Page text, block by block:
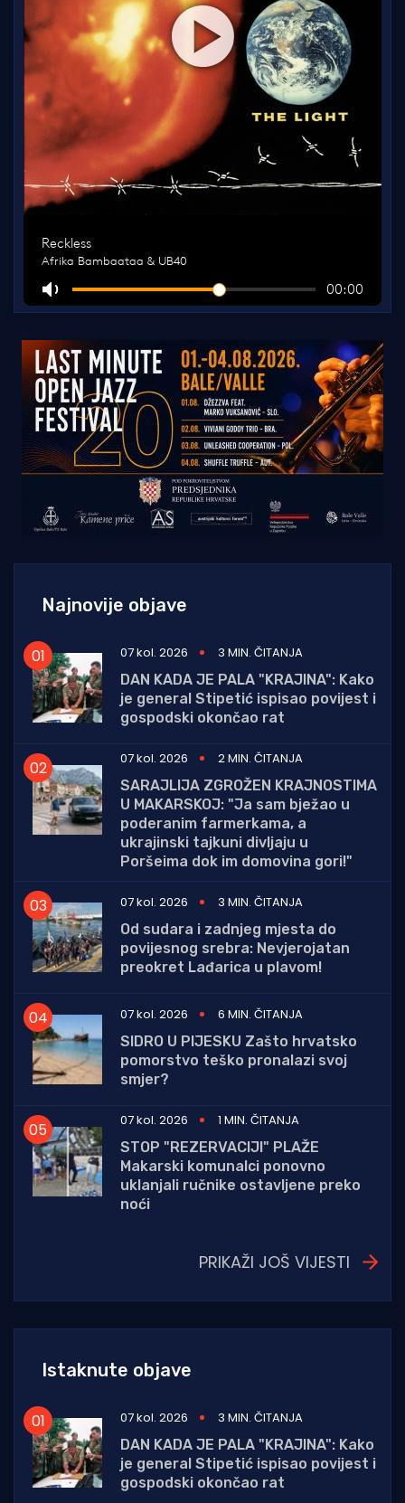
Najnovije objave
07 kol. 2026
3 MIN. ČITANJA
DAN KADA JE PALA "KRAJINA": Kako
je general Stipetić ispisao povijest i
gospodski okončao rat
07 kol. 2026
2 MIN. ČITANJA
SARAJLIJA ZGROŽEN KRAJNOSTIMA
U MAKARSKOJ: "Ja sam bježao u
poderanim farmerkama, a
ukrajinski tajkuni divljaju u
Poršeima dok im domovina gori!"
07 kol. 2026
3 MIN. ČITANJA
Od sudara i zadnjeg mjesta do
povijesnog srebra: Nevjerojatan
preokret Lađarica u plavom!
07 kol. 2026
6 MIN. ČITANJA
SIDRO U PIJESKU Zašto hrvatsko
pomorstvo teško pronalazi svoj
smjer?
07 kol. 2026
1 MIN. ČITANJA
STOP "REZERVACIJI" PLAŽE
Makarski komunalci ponovno
uklanjali ručnike ostavljene preko
noći
PRIKAŽI JOŠ VIJESTI
Istaknute objave
07 kol. 2026
3 MIN. ČITANJA
DAN KADA JE PALA "KRAJINA": Kako
je general Stipetić ispisao povijest i
gospodski okončao rat